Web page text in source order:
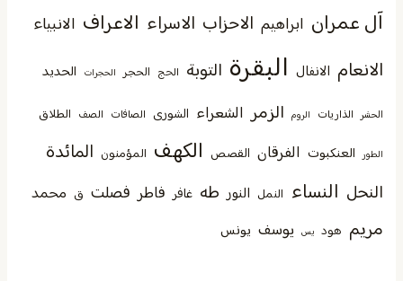
آل عمران ابراهيم الاحزاب الاسراء الاعراف الانبياء
الانعام الانفال البقرة التوبة الحج الحجر الحجرات الحديد
الحشر الذاريات الروم الزمر الشعراء الشورى الصافات الصف الطلاق
الطور العنكبوت الفرقان القصص الكهف المؤمنون المائدة
النحل النساء النمل النور طه غافر فاطر فصلت ق محمد
مريم هود يس يوسف يونس